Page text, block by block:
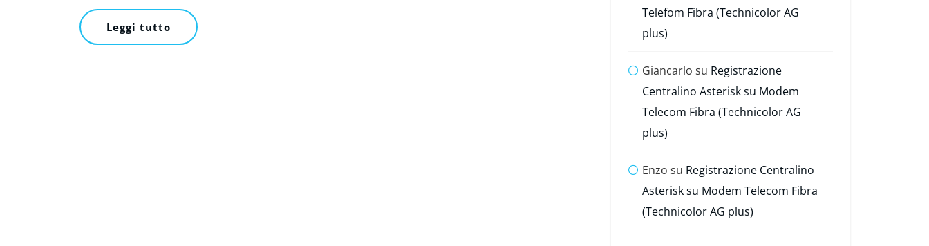
Leggi tutto
Telefom Fibra (Technicolor AG
plus)
Giancarlo su Registrazione
Centralino Asterisk su Modem
Telecom Fibra (Technicolor AG
plus)
Enzo su Registrazione Centralino
Asterisk su Modem Telecom Fibra
(Technicolor AG plus)